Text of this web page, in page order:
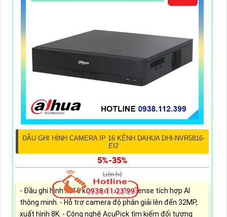
ĐẦU GHI HÌNH CAMERA IP 16 KÊNH DAHUA DHI-NVR5816-
EI2
5%-35%
Liên hệ
- Đầu ghi hình IP 16 kênh Dahua WizSense tích hợp AI
thông minh. - Hỗ trợ camera độ phân giải lên đến 32MP,
xuất hình 8K. - Công nghệ AcuPick tìm kiếm đối tượng